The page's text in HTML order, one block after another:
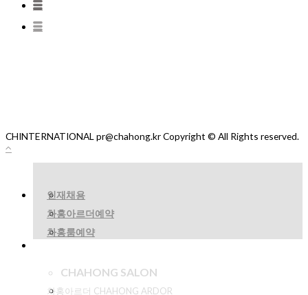
CHINTERNATIONAL pr@chahong.kr Copyright © All Rights reserved.
인재채용
차홍아르더예약
차홍룸예약
CHAHONG SALON
차홍아르더 CHAHONG ARDOR